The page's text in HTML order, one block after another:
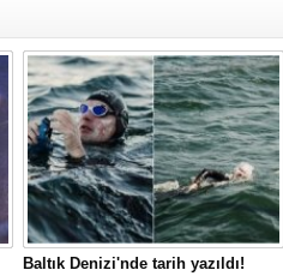
Baltık Denizi'nde tarih yazıldı!